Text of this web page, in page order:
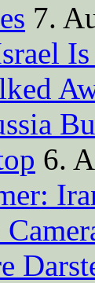
7.
6.